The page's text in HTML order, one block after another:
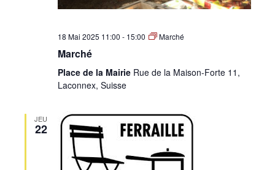
18 Mai 2025 11:00 - 15:00 Marché
Marché
Place de la Mairie Rue de la Maison-Forte 11,
Laconnex, Suisse
JEU
22